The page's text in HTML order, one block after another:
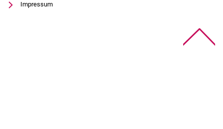
Impressum